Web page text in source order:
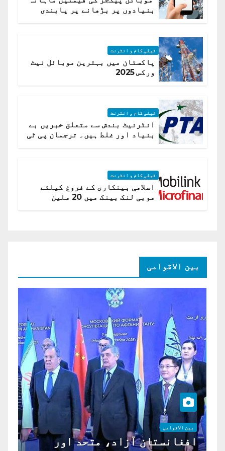
بنیادوں پر بڑھانے پر پابندی
ٹیلی کام و انٹرنٹ
پاکستان میں بہترین موبائل نیٹ
ورکس 2025
ٹیلی کام و انٹرنٹ
انٹرنیٹ بندش سے متعلق خبریں بے
بنیاد اور غلط ہیں۔ ترجمان پی ٹی
ٹیلی کام و انٹرنٹ
اسلامی بینکاری کے فروغ کیلئے
موبی لنک بینک میں 20 ملین
بین الاقوامی
بین الاقوامی
افغانستان آزاد، متحد اور